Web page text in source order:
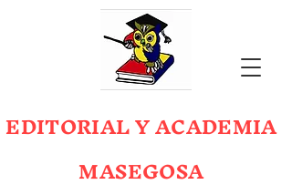
EDITORIAL Y ACADEMIA
MASEGOSA